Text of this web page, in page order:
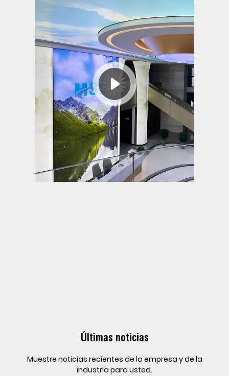
Últimas noticias
Muestre noticias recientes de la empresa y de la
industria para usted.